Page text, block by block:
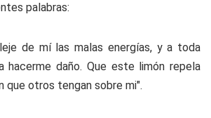
palabras:
de mí las malas energías, y a toda
hacerme daño. Que este limón repela
que otros tengan sobre mi".